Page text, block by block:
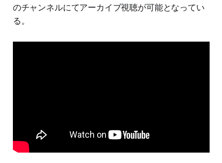
のチャンネルにてアーカイブ視聴が可能となってい
る。